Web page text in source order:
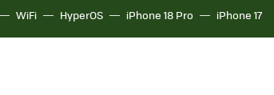
WiFi HyperOS iPhone 18 Pro iPhone 17